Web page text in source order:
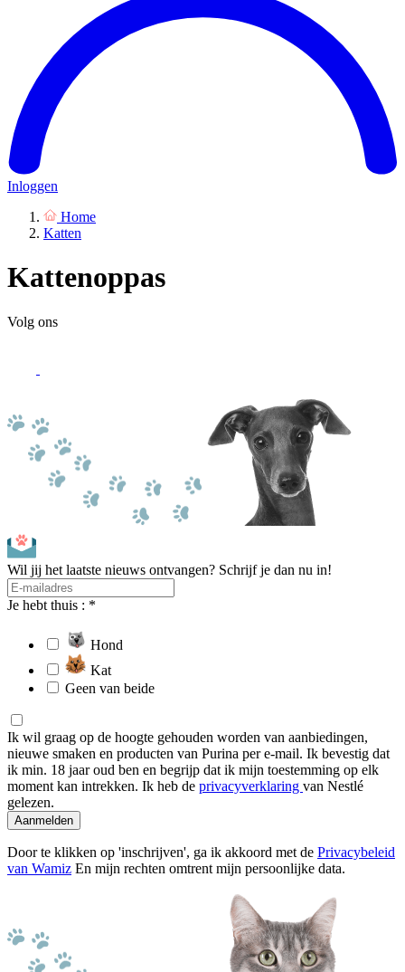
Inloggen
Home
Katten
Kattenoppas
Volg ons
Wil jij het laatste nieuws ontvangen? Schrijf je dan nu in!
Je hebt thuis : *
Hond
Kat
Geen van beide
Ik wil graag op de hoogte gehouden worden van aanbiedingen,
nieuwe smaken en producten van Purina per e-mail. Ik bevestig dat
ik min. 18 jaar oud ben en begrijp dat ik mijn toestemming op elk
moment kan intrekken. Ik heb de privacyverklaring van Nestlé
gelezen.
Aanmelden
Door te klikken op 'inschrijven', ga ik akkoord met de Privacybeleid
van Wamiz En mijn rechten omtrent mijn persoonlijke data.